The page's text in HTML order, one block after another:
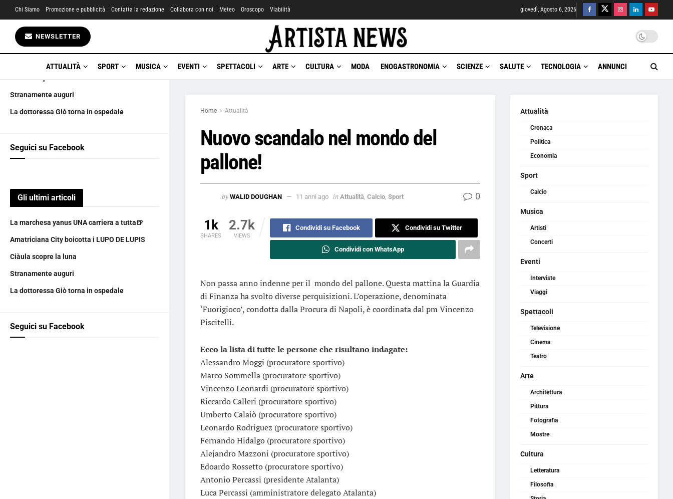
Gli ultimi articoli
La marchesa yanus UNA carriera a tutta🍺
Amatriciana City boicotta i LUPO DE LUPIS
Stranamente auguri
La dottoressa Giò torna in ospedale
Seguici su Facebook
Gli ultimi articoli
La marchesa yanus UNA carriera a tutta🍺
Amatriciana City boicotta i LUPO DE LUPIS
Ciàula scopre la luna
Stranamente auguri
La dottoressa Giò torna in ospedale
Seguici su Facebook
Chi Siamo Promozione e pubblicità Contatta la redazione Collabora con noi Meteo Oroscopo Viabilità giovedì, Agosto 6, 2026
NEWSLETTER
ATTUALITÀ SPORT MUSICA EVENTI SPETTACOLI ARTE CULTURA MODA ENOGASTRONOMIA SCIENZE SALUTE TECNOLOGIA ANNUNCI
Home Attualità
Nuovo scandalo nel mondo del
pallone!
by WALID DOUGHAN 11 anni ago in Attualità Calcio Sport 0
1k
SHARES
2.7k
VIEWS
Condividi su Facebook Condividi su Twitter
Condividi con WhatsApp
Non passa anno indenne per il mondo del pallone. Questa mattina la Guardia
di Finanza ha svolto diverse perquisizioni. L’operazione, denominata
‘Fuorigioco’, condotta dalla Procura di Napoli, è coordinata dal pm Vincenzo
Piscitelli.
Ecco la lista di tutte le persone che risultano indagate:
Alessandro Moggi (procuratore sportivo)
Marco Sommella (procuratore sportivo)
Vincenzo Leonardi (procuratore sportivo)
Riccardo Calleri (procuratore sportivo)
Umberto Calaiò (procuratore sportivo)
Leonardo Rodriguez (procuratore sportivo)
Fernando Hidalgo (procuratore sportivo)
Alejandro Mazzoni (procuratore sportivo)
Edoardo Rossetto (procuratore sportivo)
Antonio Percassi (presidente Atalanta)
Luca Percassi (amministratore delegato Atalanta)
Attualità
Cronaca
Politica
Economia
Sport
Calcio
Musica
Artisti
Concerti
Eventi
Interviste
Viaggi
Spettacoli
Televisione
Cinema
Teatro
Arte
Architettura
Pittura
Fotografia
Mostre
Cultura
Letteratura
Filosofia